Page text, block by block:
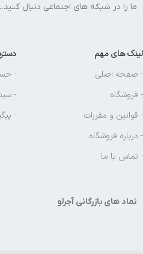
ما را در شبکه های اجتماعی دنبال
لینک های مهم
- صفحه اصلی
- فروشگاه
- قوانین و مقررات
- درباره فروشگاه
- تماس با ما
-
-
-
نماد های بازرگانی آجرلو